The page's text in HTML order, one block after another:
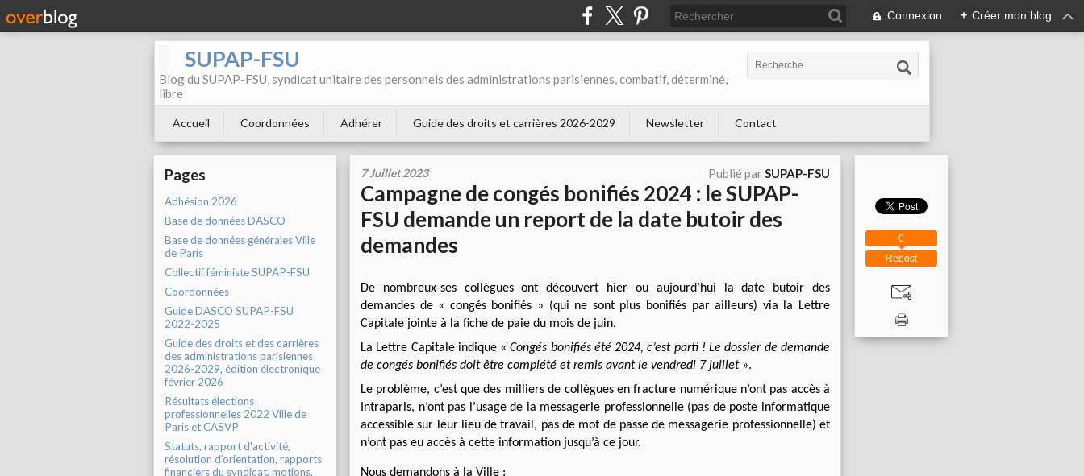
Connexion + Créer mon blog
SUPAP-FSU
Blog du SUPAP-FSU, syndicat unitaire des personnels des administrations parisiennes, combatif, déterminé,
libre
Accueil Coordonnées Adhérer Guide des droits et carrières 2026-2029 Newsletter Contact
Pages
Adhésion 2026
Base de données DASCO
Base de données générales Ville
de Paris
Collectif féministe SUPAP-FSU
Coordonnées
Guide DASCO SUPAP-FSU
2022-2025
Guide des droits et des carrières
des administrations parisiennes
2026-2029, édition électronique
février 2026
Résultats élections
professionnelles 2022 Ville de
Paris et CASVP
Statuts, rapport d'activité,
résolution d'orientation, rapports
financiers du syndicat, motions,
7 Juillet 2023 Publié parSUPAP-FSU
Campagne de congés bonifiés 2024 : le SUPAP-
FSU demande un report de la date butoir des
demandes
De nombreux-ses collègues ont découvert hier ou aujourd’hui la date butoir des
demandes de « congés bonifiés » (qui ne sont plus bonifiés par ailleurs) via la Lettre
Capitale jointe à la fiche de paie du mois de juin.
La Lettre Capitale indique «Congés bonifiés été 2024, c’est parti ! Le dossier de demande
de congés bonifiés doit être complété et remis avant le vendredi 7 juillet».
Le problème, c’est que des milliers de collègues en fracture numérique n’ont pas accès à
Intraparis, n’ont pas l’usage de la messagerie professionnelle (pas de poste informatique
accessible sur leur lieu de travail, pas de mot de passe de messagerie professionnelle) et
n’ont pas eu accès à cette information jusqu’à ce jour.
Nous demandons à la Ville :
Repost
0